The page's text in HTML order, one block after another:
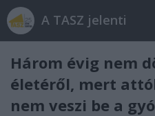
A TASZ jelenti
Három évig nem
életéről, mert
nem veszi be a